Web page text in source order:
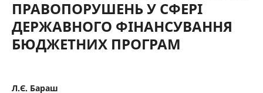
ПРАВОПОРУШЕНЬ У СФЕРІ
ДЕРЖАВНОГО ФІНАНСУВАННЯ
БЮДЖЕТНИХ ПРОГРАМ
Л.Є. Бараш